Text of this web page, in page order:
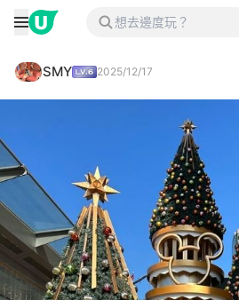
SMY 2025/12/17